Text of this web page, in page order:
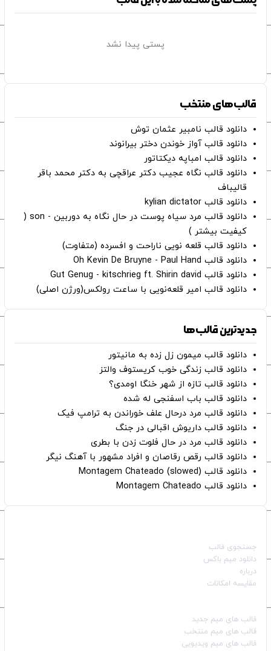
پستی پیدا نشد
قالب‌های منتخب
دانلود قالب نامبیر عثمان ‌توش
دانلود قالب آواز خوندن دختر بیرانوند
دانلود قالب امباپه دیکتاتور
دانلود قالب نگاه عجیب دکتر عراقچی به دکتر محمد باقر
قالیباف
دانلود قالب kylian dictator
دانلود قالب مرد سیاه پوست در حال نگاه به دوربین - son (
کیفیت بیشتر )
دانلود قالب قلعه نویی ناراحت و افسرده (متفاوت)
دانلود قالب Oh Kevin De Bruyne - Paul Hand
دانلود قالب Gut Genug - kitschrieg ft. Shirin david
دانلود قالب امیر قلعه‌نویی با ساعت رولکس(ورژن اصلی)
جدیدترین قالب‌ها
دانلود قالب میمون زل زده به مانیتور
دانلود قالب زندگی خوب کریستوف والتز
دانلود قالب تازه از شهر خنگا اومدی؟
دانلود قالب باب اسفنجی له شده
دانلود قالب مرد درحال علف خوراندن به ترامپ فیک
دانلود قالب داریوش اقبالی در جنگ
دانلود قالب مرد در حال فلوت زدن با بطری
دانلود قالب رقص رقاصان و افراد مشهور با آهنگ نیگر
دانلود قالب Montagem Chateado (slowed)
دانلود قالب Montagem Chateado
جستجوی قالب
دانلود میم باکس
درباره
مقایسه امکانات
قالب‌ های میم جدید
قالب‌ های میم منتخب
قالب‌ های میم ویدیویی